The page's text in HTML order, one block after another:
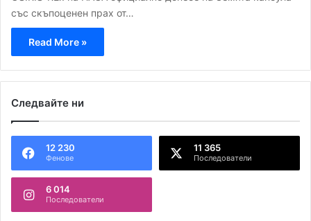
със скъпоценен прах от…
Read More »
Следвайте ни
12 230
Фенове
11 365
Последователи
6 014
Последователи